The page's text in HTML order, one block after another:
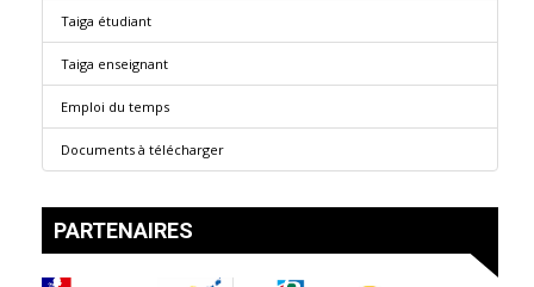
Taiga étudiant
Taiga enseignant
Emploi du temps
Documents à télécharger
PARTENAIRES